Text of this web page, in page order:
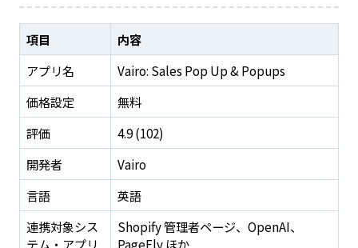
項目
内容
アプリ名
Vairo: Sales Pop Up & Popups
価格設定
無料
評価
4.9 (102)
開発者
Vairo
言語
英語
連携対象シス
テム・アプリ
Shopify 管理者ページ、OpenAI、
PageFly ほか